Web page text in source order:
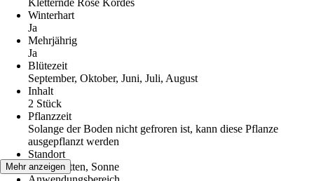
Kletternde Rose Kordes
Winterhart
Ja
Mehrjährig
Ja
Blütezeit
September, Oktober, Juni, Juli, August
Inhalt
2 Stück
Pflanzzeit
Solange der Boden nicht gefroren ist, kann diese Pflanze
ausgepflanzt werden
Standort
Halbschatten, Sonne
Mehr anzeigen